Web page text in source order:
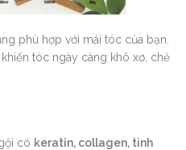
phù hợp với mái tóc của bạn.
tóc ngày càng khô xơ, chẻ
có keratin, collagen, tinh